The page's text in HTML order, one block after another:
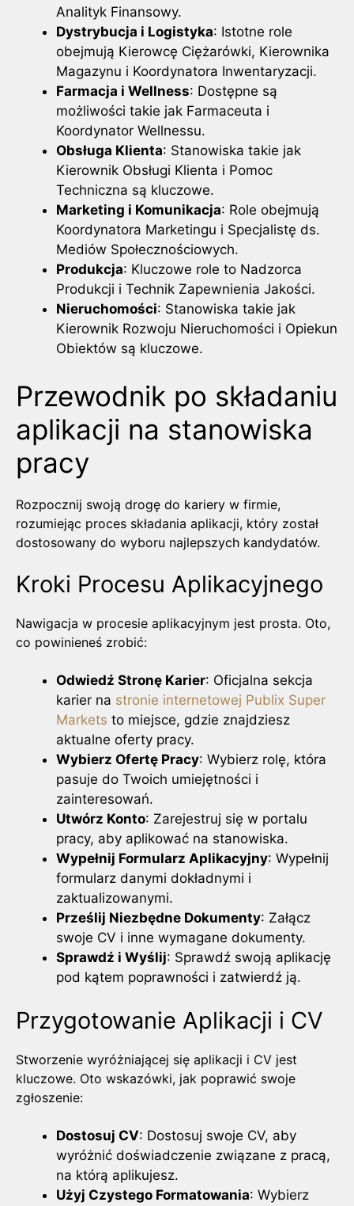
Analityk Finansowy.
Dystrybucja i Logistyka: Istotne role
obejmują Kierowcę Ciężarówki, Kierownika
Magazynu i Koordynatora Inwentaryzacji.
Farmacja i Wellness: Dostępne są
możliwości takie jak Farmaceuta i
Koordynator Wellnessu.
Obsługa Klienta: Stanowiska takie jak
Kierownik Obsługi Klienta i Pomoc
Techniczna są kluczowe.
Marketing i Komunikacja: Role obejmują
Koordynatora Marketingu i Specjalistę ds.
Mediów Społecznościowych.
Produkcja: Kluczowe role to Nadzorca
Produkcji i Technik Zapewnienia Jakości.
Nieruchomości: Stanowiska takie jak
Kierownik Rozwoju Nieruchomości i Opiekun
Obiektów są kluczowe.
Przewodnik po składaniu
aplikacji na stanowiska
pracy
Rozpocznij swoją drogę do kariery w firmie,
rozumiejąc proces składania aplikacji, który został
dostosowany do wyboru najlepszych kandydatów.
Kroki Procesu Aplikacyjnego
Nawigacja w procesie aplikacyjnym jest prosta. Oto,
co powinieneś zrobić:
Odwiedź Stronę Karier: Oficjalna sekcja
karier na stronie internetowej Publix Super
Markets to miejsce, gdzie znajdziesz
aktualne oferty pracy.
Wybierz Ofertę Pracy: Wybierz rolę, która
pasuje do Twoich umiejętności i
zainteresowań.
Utwórz Konto: Zarejestruj się w portalu
pracy, aby aplikować na stanowiska.
Wypełnij Formularz Aplikacyjny: Wypełnij
formularz danymi dokładnymi i
zaktualizowanymi.
Prześlij Niezbędne Dokumenty: Załącz
swoje CV i inne wymagane dokumenty.
Sprawdź i Wyślij: Sprawdź swoją aplikację
pod kątem poprawności i zatwierdź ją.
Przygotowanie Aplikacji i CV
Stworzenie wyróżniającej się aplikacji i CV jest
kluczowe. Oto wskazówki, jak poprawić swoje
zgłoszenie:
Dostosuj CV: Dostosuj swoje CV, aby
wyróżnić doświadczenie związane z pracą,
na którą aplikujesz.
Użyj Czystego Formatowania: Wybierz